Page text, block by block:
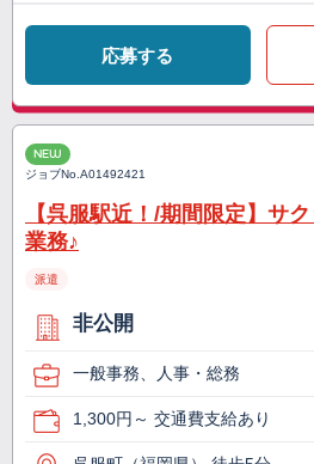
応募する
NEW
ジョブNo.A01492421
【呉服駅近！/期間限定】サ
業務♪
派遣
非公開
一般事務、人事・総務
1,300円～ 交通費支給あり